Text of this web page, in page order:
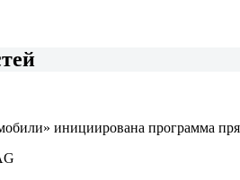
инициирована программа